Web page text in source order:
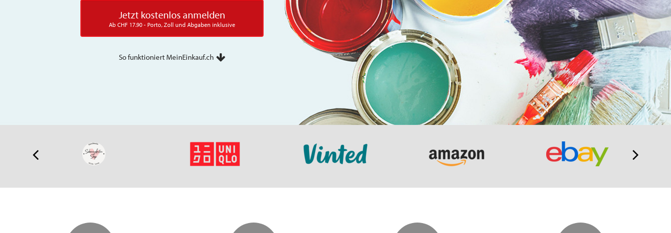
Jetzt kostenlos anmelden
Ab CHF 17.90 - Porto, Zoll und Abgaben inklusive
So funktioniert MeinEinkauf.ch